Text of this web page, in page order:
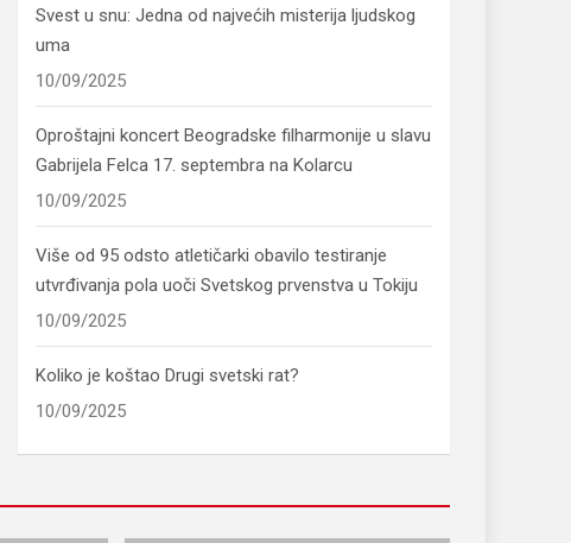
Svest u snu: Jedna od najvećih misterija ljudskog
uma
10/09/2025
Oproštajni koncert Beogradske filharmonije u slavu
Gabrijela Felca 17. septembra na Kolarcu
10/09/2025
Više od 95 odsto atletičarki obavilo testiranje
utvrđivanja pola uoči Svetskog prvenstva u Tokiju
10/09/2025
Koliko je koštao Drugi svetski rat?
10/09/2025